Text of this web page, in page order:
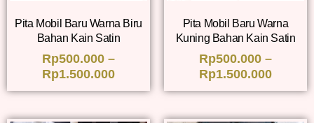
Pita Mobil Baru Warna Biru
Bahan Kain Satin
Rp500.000 –
Rp1.500.000
Pita Mobil Baru Warna
Kuning Bahan Kain Satin
Rp500.000 –
Rp1.500.000